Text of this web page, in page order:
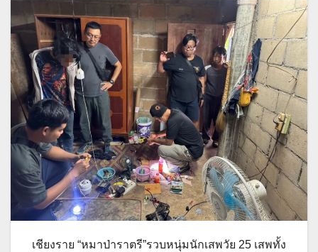
เชียงราย “หมาป่าราตรี”รวบหนุ่มนักเสพวัย 25 เสพทั้ง